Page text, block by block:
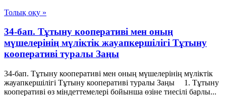
Толық оқу »
34-бап. Тұтыну кооперативi мен оның
мүшелерiнiң мүліктiк жауапкершiлiгi Тұтыну
кооперативі туралы Заңы
34-бап. Тұтыну кооперативi мен оның мүшелерiнiң мүліктiк
жауапкершiлiгi Тұтыну кооперативі туралы Заңы 1. Тұтыну
кооперативi өз мiндеттемелерi бойынша өзiне тиесiлi барлы...